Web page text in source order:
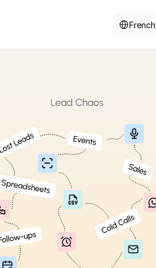
French